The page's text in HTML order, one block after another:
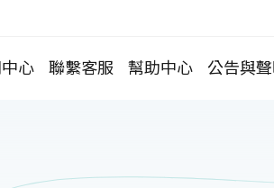
心 聯繫客服 幫助中心 公告與